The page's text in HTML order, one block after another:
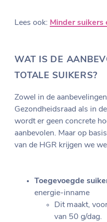
Lees ook: Minder suikers
WAT IS DE
TOTALE SUIKERS?
Zowel in de
Gezondheidsraad als in
wordt er geen concrete
aanbevolen. Maar op
van de HGR krijgen we
Toegevoegde
energie-inname
Dit maakt,
van 50 g/dag.